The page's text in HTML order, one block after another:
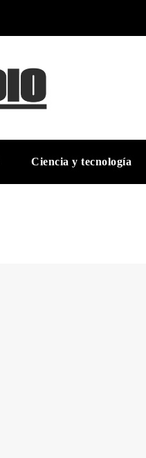
Ciencia y tecnología